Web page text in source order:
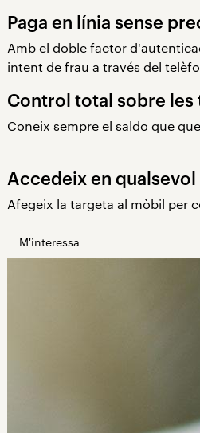
Paga en línia sense
Amb el doble factor
intent de frau a través del
Control total sobre les
Coneix sempre el saldo que
Accedeix en
Afegeix la targeta al mòbil per
M'interessa